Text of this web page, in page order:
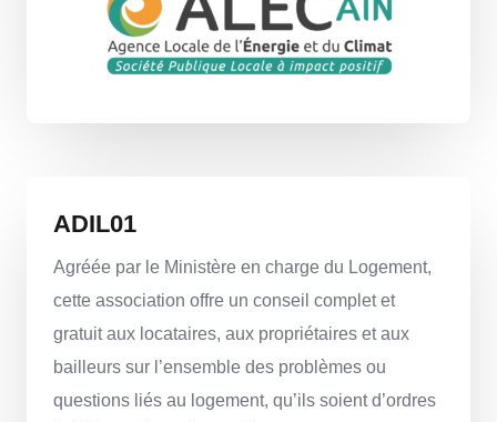
ADIL01
Agréée par le Ministère en charge du Logement,
cette association offre un conseil complet et
gratuit aux locataires, aux propriétaires et aux
bailleurs sur l’ensemble des problèmes ou
questions liés au logement, qu’ils soient d’ordres